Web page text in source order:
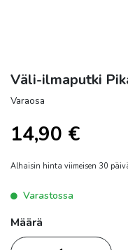
Väli-ilmaputki
Varaosa
14,90 €
Alhaisin hinta viimeisen 30
Varastossa
Määrä
Määrä